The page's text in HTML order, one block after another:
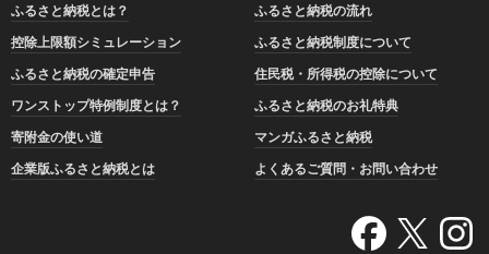
ふるさと納税とは？
ふるさと納税の流れ
控除上限額シミュレーション
ふるさと納税制度について
ふるさと納税の確定申告
住民税・所得税の控除について
ワンストップ特例制度とは？
ふるさと納税のお礼特典
寄附金の使い道
マンガふるさと納税
企業版ふるさと納税とは
よくあるご質問・お問い合わせ